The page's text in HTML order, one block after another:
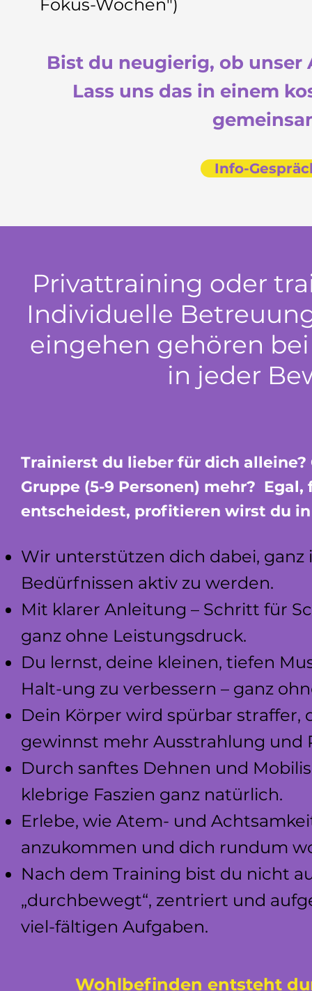
Fokus-Wochen")
Bist du neugierig, ob
Lass uns das in einem
Info-
Privattraining oder
Individuelle
eingehen gehören
in jeder
Trainierst du lieber für dich
Gruppe (5-9 Personen) mehr?
entscheidest, profitieren wirst du in
Wir unterstützen dich dabei,
Bedürfnissen aktiv zu werden.
Mit klarer Anleitung – Schritt für
ganz ohne Leistungsdruck.
Du lernst, deine kleinen, tiefen
Halt-ung zu verbessern – ganz
Dein Körper wird spürbar straffer,
gewinnst mehr Ausstrahlung und
Durch sanftes Dehnen und
klebrige Faszien ganz natürlich.
Erlebe, wie Atem- und
anzukommen und dich rundum
Nach dem Training bist du nicht
„durchbewegt“, zentriert und
viel-fältigen Aufgaben.
Wohlbefinden entsteht